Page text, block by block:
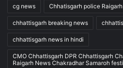
cg news Chhatisgarh police
chhattisgarh breaking news
chhattisgarh news in hindi
CMO Chhattisgarh DPR Chhattisgarh
Raigarh News Chakradhar Samaroh